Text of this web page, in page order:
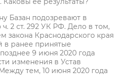
Базан подозревают в
2 ст. 292 УК РФ. Дело в том,
закона Краснодарского края
в ранее принятые
9 июня 2020 года
изменения в Устав
тем, 10 июня 2020 года